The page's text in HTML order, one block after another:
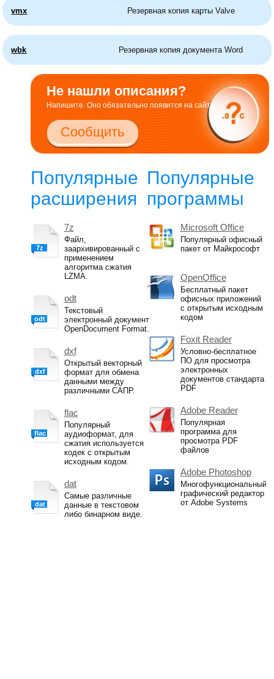
vmx Резервная копия карты Valve
wbk Резервная копия документа Word
Не нашли описания?
Напишите. Оно обязательно появится на сайте.
Сообщить
Популярные
расширения
7z
7z
Файл,
заархивированный с
применением
алгоритма сжатия
LZMA.
odt
odt
Текстовый
электронный документ
OpenDocument Format.
dxf
dxf
Открытый векторный
формат для обмена
данными между
различными САПР.
flac
flac
Популярный
аудиоформат, для
сжатия используется
кодек с открытым
исходным кодом.
dat
dat
Самые различные
данные в текстовом
либо бинарном виде.
Популярные
программы
Microsoft Office
Популярный офисный
пакет от Майкрософт
OpenOffice
Бесплатный пакет
офисных приложений
с открытым исходным
кодом
Foxit Reader
Условно-бесплатное
ПО для просмотра
электронных
документов стандарта
PDF
Adobe Reader
Популярная
программа для
просмотра PDF
файлов
Adobe Photoshop
Многофункциональный
графический редактор
от Adobe Systems